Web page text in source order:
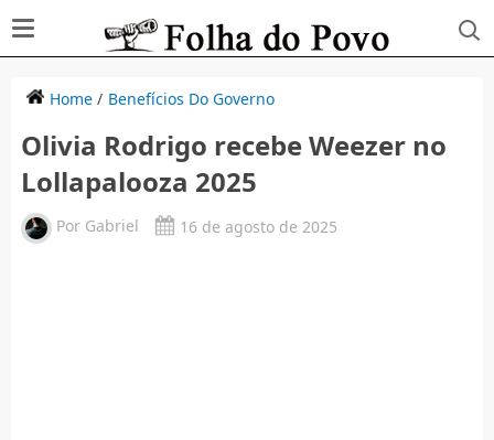
Home/ Benefícios Do Governo
Olivia Rodrigo recebe Weezer no
Lollapalooza 2025
Por Gabriel 16 de agosto de 2025